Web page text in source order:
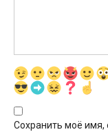
Сохранить моё имя,